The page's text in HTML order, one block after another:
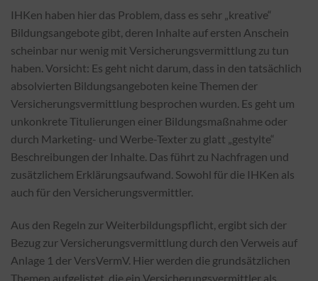
IHKen haben hier das Problem, dass es sehr „kreative“
Bildungsangebote gibt, deren Inhalte auf ersten Anschein
scheinbar nur wenig mit Versicherungsvermittlung zu tun
haben. Vorsicht: Es geht nicht darum, dass in den tatsächlich
absolvierten Bildungsangeboten keine Themen der
Versicherungsvermittlung besprochen wurden. Es geht um
unkonkrete Titulierungen einer Bildungsmaßnahme oder
durch Marketing- und Werbe-Texter zu glatt „gestylte“
Beschreibungen der Inhalte. Das führt zu Nachfragen und
zusätzlichem Erklärungsaufwand. Sowohl für die IHKen als
auch für den Versicherungsvermittler.
Aus den Regeln zur Weiterbildungspflicht, ergibt sich der
Bezug zur Versicherungsvermittlung durch den Verweis auf
Anlage 1 der VersVermV. Hier werden die grundsätzlichen
Themen aufgelistet, die ein Versicherungsvermittler als